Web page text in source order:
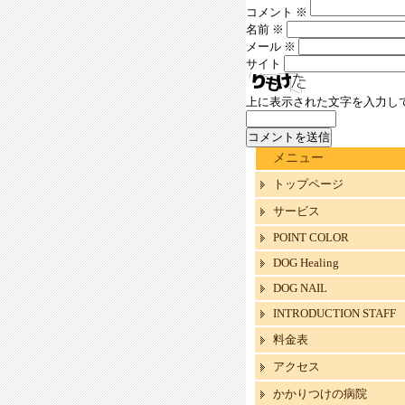
コメント ※
名前 ※
メール ※
サイト
上に表示された文字を入力し
メニュー
トップページ
サービス
POINT COLOR
DOG Healing
DOG NAIL
INTRODUCTION STAFF
料金表
アクセス
かかりつけの病院